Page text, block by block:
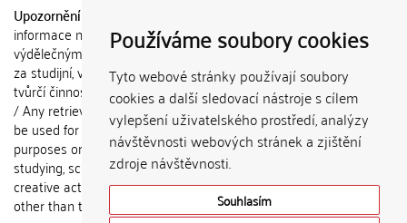
Používáme soubory cookies
Tyto webové stránky používají soubory
cookies a další sledovací nástroje s cílem
vylepšení uživatelského prostředí, analýzy
návštěvnosti webových stránek a zjištění
zdroje návštěvnosti.
Souhlasím
Upozornění / Notice:
informace nemohou být použity k
výdělečným účelům nebo vydávány
za studijní, vědeckou nebo jinou
tvůrčí činnost jiné osoby než autora.
/ Any retrieved information shall not
be used for any commercial
purposes or claimed as results of
studying, scientific or any other
creative activities of any person
other than the author.